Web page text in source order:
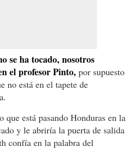
se ha tocado, nosotros
el profesor Pinto, por supuesto
no está en el tapete de
está pasando Honduras en la
y le abriría la puerta de salida
confía en la palabra del